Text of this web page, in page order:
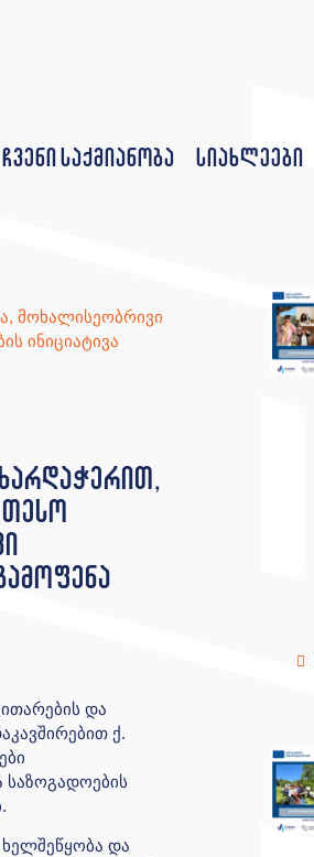
ჩვენი საქმიანობა სიახლეები
, მოხალისეობრივი
ინიციატივა
და
ქ.
საზოგადოების
და